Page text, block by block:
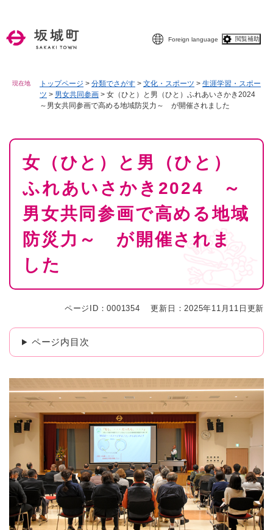
Foreign language 閲覧補助
現在地 トップページ > 分類でさがす > 文化・スポーツ > 生涯学習・スポー
ツ > 男女共同参画 > 女（ひと）と男（ひと）ふれあいさかき2024
～男女共同参画で高める地域防災力～ が開催されました
本
女（ひと）と男（ひと）
ふれあいさかき2024 ～
男女共同参画で高める地域
防災力～ が開催されま
した
ページID：0001354 更新日：2025年11月11日更新
ページ内目次